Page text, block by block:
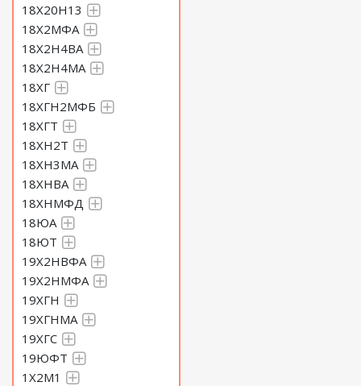
18Х20Н13
18Х2МФА
18Х2Н4ВА
18Х2Н4МА
18ХГ
18ХГН2МФБ
18ХГТ
18ХН2Т
18ХН3МА
18ХНВА
18ХНМФД
18ЮА
18ЮТ
19Х2НВФА
19Х2НМФА
19ХГН
19ХГНМА
19ХГС
19ЮФТ
1Х2М1